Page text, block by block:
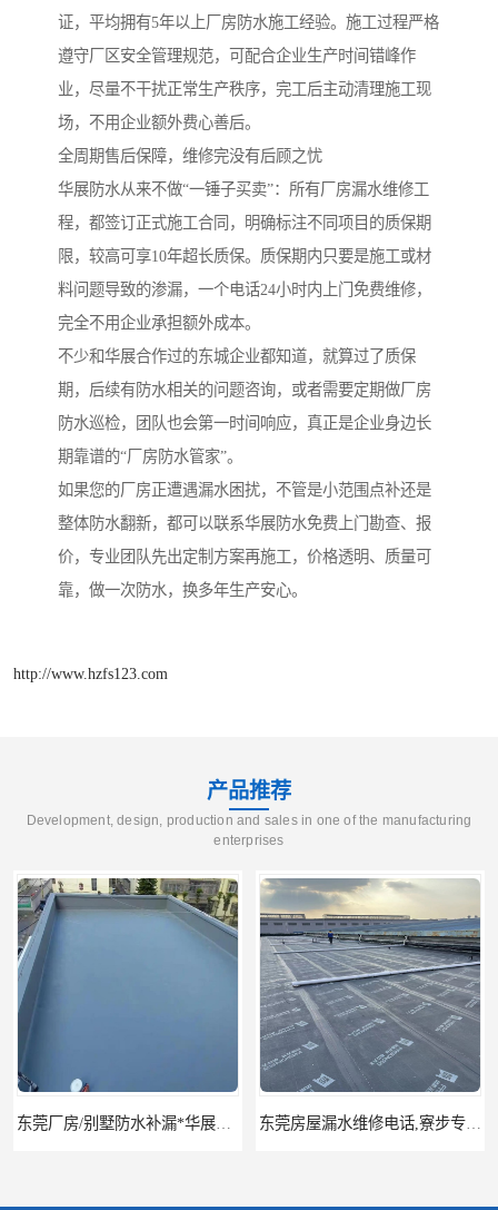
证，平均拥有5年以上厂房防水施工经验。施工过程严格
遵守厂区安全管理规范，可配合企业生产时间错峰作
业，尽量不干扰正常生产秩序，完工后主动清理施工现
场，不用企业额外费心善后。
全周期售后保障，维修完没有后顾之忧
华展防水从来不做“一锤子买卖”：所有厂房漏水维修工
程，都签订正式施工合同，明确标注不同项目的质保期
限，较高可享10年超长质保。质保期内只要是施工或材
料问题导致的渗漏，一个电话24小时内上门免费维修，
完全不用企业承担额外成本。
不少和华展合作过的东城企业都知道，就算过了质保
期，后续有防水相关的问题咨询，或者需要定期做厂房
防水巡检，团队也会第一时间响应，真正是企业身边长
期靠谱的“厂房防水管家”。
如果您的厂房正遭遇漏水困扰，不管是小范围点补还是
整体防水翻新，都可以联系华展防水免费上门勘查、报
价，专业团队先出定制方案再施工，价格透明、质量可
靠，做一次防水，换多年生产安心。
http://www.hzfs123.com
产品推荐
Development, design, production and sales in one of the manufacturing
enterprises